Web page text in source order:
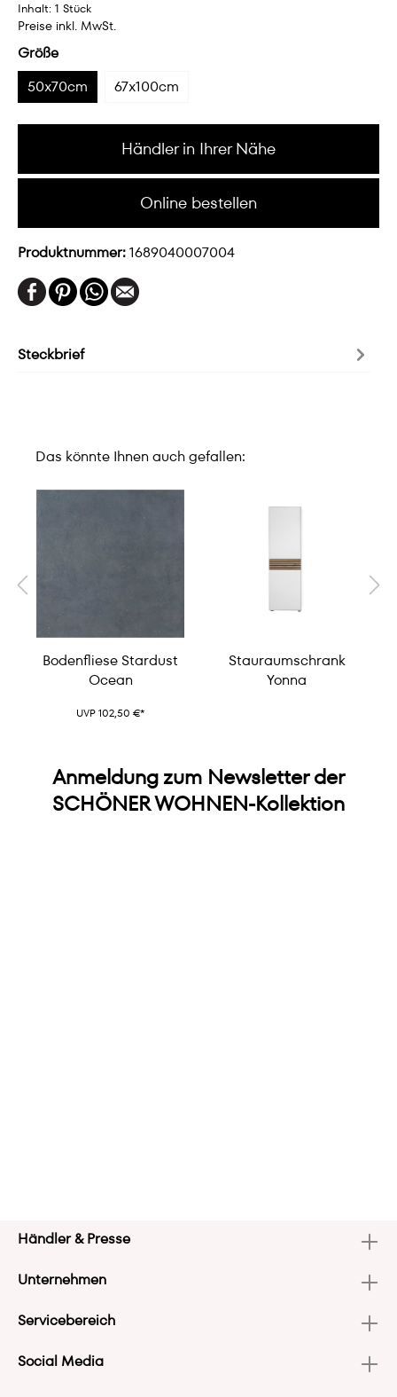
Inhalt: 1 Stück
Preise inkl. MwSt.
Größe
50x70cm
67x100cm
Händler in Ihrer Nähe
Online bestellen
Produktnummer:1689040007004
Steckbrief
Das könnte Ihnen auch gefallen:
Bodenfliese Stardust
Ocean
UVP 102,50 €*
Stauraumschrank
Yonna
Anmeldung zum Newsletter der
SCHÖNER WOHNEN-Kollektion
Händler & Presse
Unternehmen
Servicebereich
Social Media